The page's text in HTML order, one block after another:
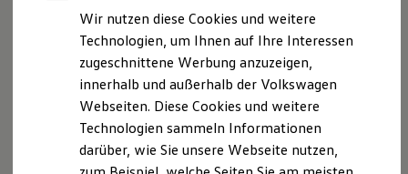
Laden unterwegs
Laden Zuhause
Ladestationen finden
Ladezeitensimulator
Batterie
Sicherheit
Nachhaltigkeit
Technologie
Kosten und Kauf
Wir nutzen diese Cookies und weitere
Technologien, um Ihnen auf Ihre Interessen
zugeschnittene Werbung anzuzeigen,
innerhalb und außerhalb der Volkswagen
Webseiten. Diese Cookies und weitere
Technologien sammeln Informationen
darüber, wie Sie unsere Webseite nutzen,